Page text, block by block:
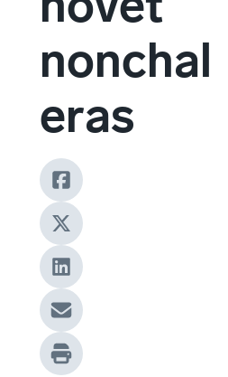
nonchal
eras